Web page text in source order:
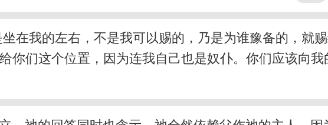
在我的左右，不是我可以赐的，乃是为谁豫备的，就
你们这个位置，因为连我自己也是奴仆。你们应该向